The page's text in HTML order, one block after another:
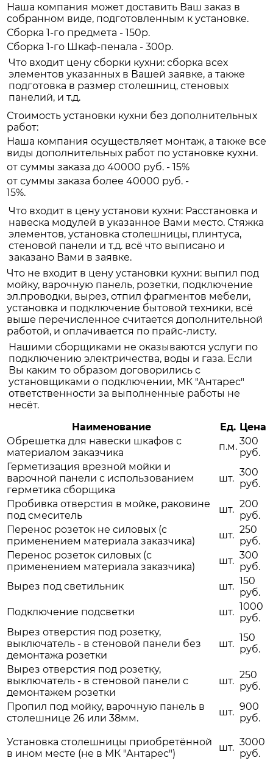
Наша компания может доставить Ваш заказ в
собранном виде, подготовленным к установке.
Сборка 1-го предмета - 150р.
Сборка 1-го Шкаф-пенала - 300р.
Что входит цену сборки кухни: сборка всех
элементов указанных в Вашей заявке, а также
подготовка в размер столешниц, стеновых
панелий, и т.д.
Стоимость установки кухни без дополнительных
работ:
Наша компания осуществляет монтаж, а также все
виды дополнительных работ по установке кухни.
от суммы заказа до 40000 руб. - 15%
от суммы заказа более 40000 руб. -
15%.
Что входит в цену установи кухни: Расстановка и
навеска модулей в указанное Вами место. Стяжка
элементов, установка столешницы, плинтуса,
стеновой панели и т.д. всё что выписано и
заказано Вами в заявке.
Что не входит в цену установки кухни: выпил под
мойку, варочную панель, розетки, подключение
эл.проводки, вырез, отпил фрагментов мебели,
установка и подключение бытовой техники, всё
выше перечисленное считается дополнительной
работой, и оплачивается по прайс-листу.
Нашими сборщиками не оказываются услуги по
подключению электричества, воды и газа. Если
Вы каким то образом договорились с
установщиками о подключении, МК "Антарес"
ответственности за выполненные работы не
несёт.
Наименование
Ед. Цена
Обрешетка для навески шкафов с
материалом заказчика
п.м. 300
руб.
Герметизация врезной мойки и
варочной панели с использованием
герметика сборщика
шт.
300
руб.
Пробивка отверстия в мойке, раковине
под смеситель
шт. 200
руб.
Перенос розеток не силовых (с
применением материала заказчика)
шт. 250
руб.
Перенос розеток силовых (с
применением материала заказчика)
шт. 300
руб.
Вырез под светильник
шт. 150
руб.
Подключение подсветки
шт. 1000
руб.
Вырез отверстия под розетку,
выключатель - в стеновой панели без
демонтажа розетки
шт.
150
руб.
Вырез отверстия под розетку,
выключатель - в стеновой панели с
демонтажем розетки
шт.
250
руб.
Пропил под мойку, варочную панель в
столешнице 26 или 38мм.
шт. 900
руб.
Установка столешницы приобретённой
в ином месте (не в МК "Антарес")
шт. 3000
руб.